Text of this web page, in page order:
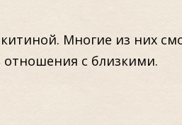
Многие из них
отношения с близкими.